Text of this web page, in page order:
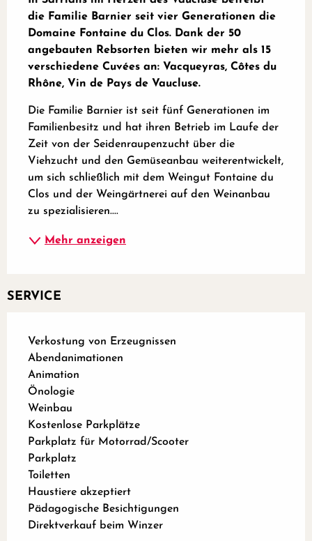
die Familie Barnier seit vier Generationen die
Domaine Fontaine du Clos. Dank der 50
angebauten Rebsorten bieten wir mehr als 15
verschiedene Cuvées an: Vacqueyras, Côtes du
Rhône, Vin de Pays de Vaucluse.
Die Familie Barnier ist seit fünf Generationen im
Familienbesitz und hat ihren Betrieb im Laufe der
Zeit von der Seidenraupenzucht über die
Viehzucht und den Gemüseanbau weiterentwickelt,
um sich schließlich mit dem Weingut Fontaine du
Clos und der Weingärtnerei auf den Weinanbau
zu spezialisieren....
Mehr anzeigen
SERVICE
Verkostung von Erzeugnissen
Abendanimationen
Animation
Önologie
Weinbau
Kostenlose Parkplätze
Parkplatz für Motorrad/Scooter
Parkplatz
Toiletten
Haustiere akzeptiert
Pädagogische Besichtigungen
Direktverkauf beim Winzer